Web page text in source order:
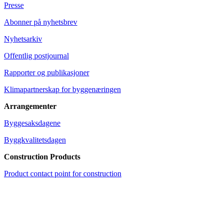
Presse
Abonner på nyhetsbrev
Nyhetsarkiv
Offentlig postjournal
Rapporter og publikasjoner
Klimapartnerskap for byggenæringen
Arrangementer
Byggesaksdagene
Byggkvalitetsdagen
Construction Products
Product contact point for construction